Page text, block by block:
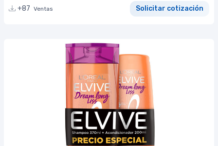
+87 Ventas Solicitar cotización